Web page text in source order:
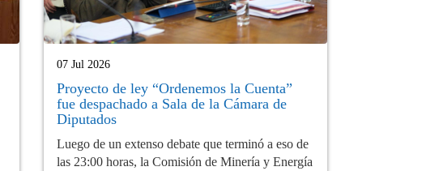
07 Jul 2026
Proyecto de ley “Ordenemos la Cuenta”
fue despachado a Sala de la Cámara de
Diputados
Luego de un extenso debate que terminó a eso de
las 23:00 horas, la Comisión de Minería y Energía